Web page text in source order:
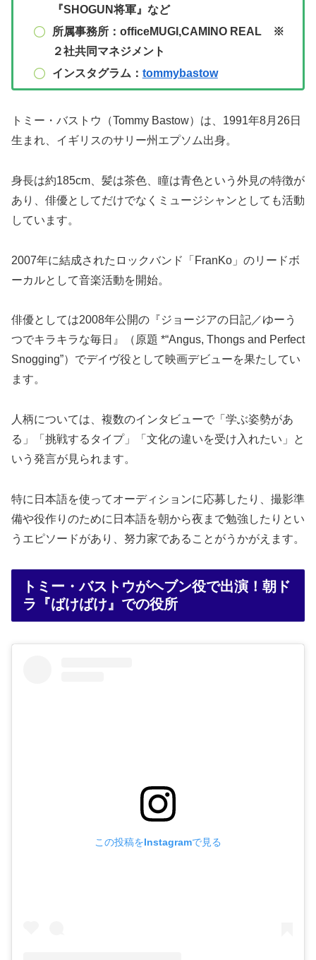
『SHOGUN将軍』など
所属事務所：officeMUGI,CAMINO REAL ※
２社共同マネジメント
インスタグラム： tommybastow
トミー・バストウ（Tommy Bastow）は、1991年8月26日
生まれ、イギリスのサリー州エプソム出身。
身長は約185cm、髪は茶色、瞳は青色という外見の特徴が
あり、俳優としてだけでなくミュージシャンとしても活動
しています。
2007年に結成されたロックバンド「FranKo」のリードボ
ーカルとして音楽活動を開始。
俳優としては2008年公開の『ジョージアの日記／ゆーう
つでキラキラな毎日』（原題 *“Angus, Thongs and Perfect
Snogging”）でデイヴ役として映画デビューを果たしてい
ます。
人柄については、複数のインタビューで「学ぶ姿勢があ
る」「挑戦するタイプ」「文化の違いを受け入れたい」と
いう発言が見られます。
特に日本語を使ってオーディションに応募したり、撮影準
備や役作りのために日本語を朝から夜まで勉強したりとい
うエピソードがあり、努力家であることがうかがえます。
トミー・バストウがヘブン役で出演！朝ド
ラ『ばけばけ』での役所
この投稿をInstagramで見る